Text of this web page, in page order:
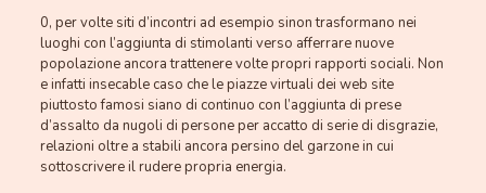
0, per volte siti d’incontri ad esempio sinon trasformano nei
luoghi con l’aggiunta di stimolanti verso afferrare nuove
popolazione ancora trattenere volte propri rapporti sociali. Non
e infatti insecable caso che le piazze virtuali dei web site
piuttosto famosi siano di continuo con l’aggiunta di prese
d’assalto da nugoli di persone per accatto di serie di disgrazie,
relazioni oltre a stabili ancora persino del garzone in cui
sottoscrivere il rudere propria energia.